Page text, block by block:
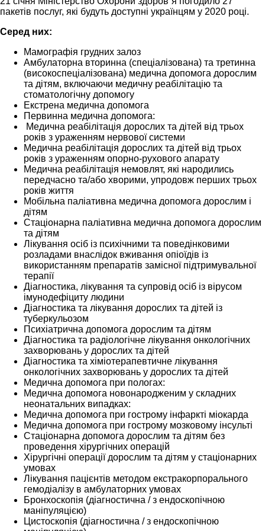
пакетів послуг, які будуть доступні українцям у 2020 році.
Серед них:
Мамографія грудних залоз
Амбулаторна вторинна (спеціалізована) та третинна
(високоспеціалізована) медична допомога дорослим
та дітям, включаючи медичну реабілітацію та
стоматологічну допомогу
Екстрена медична допомога
Первинна медична допомога:
Медична реабілітація дорослих та дітей від трьох
років з ураженням нервової системи
Медична реабілітація дорослих та дітей від трьох
років з ураженням опорно-рухового апарату
Медична реабілітація немовлят, які народились
передчасно та/або хворими, упродовж перших трьох
років життя
Мобільна паліативна медична допомога дорослим і
дітям
Стаціонарна паліативна медична допомога дорослим
та дітям
Лікування осіб із психічними та поведінковими
розладами внаслідок вживання опіоїдів із
використанням препаратів замісної підтримувальної
терапії
Діагностика, лікування та супровід осіб із вірусом
імунодефіциту людини
Діагностика та лікування дорослих та дітей із
туберкульозом
Психіатрична допомога дорослим та дітям
Діагностика та радіологічне лікування онкологічних
захворювань у дорослих та дітей
Діагностика та хіміотерапевтичне лікування
онкологічних захворювань у дорослих та дітей
Медична допомога при пологах:
Медична допомога новонародженим у складних
неонатальних випадках:
Медична допомога при гострому інфаркті міокарда
Медична допомога при гострому мозковому інсульті
Стаціонарна допомога дорослим та дітям без
проведення хірургічних операцій
Хірургічні операції дорослим та дітям у стаціонарних
умовах
Лікування пацієнтів методом екстракорпорального
гемодіалізу в амбулаторних умовах
Бронхоскопія (діагностична / з ендоскопічною
маніпуляцією)
Цистоскопія (діагностична / з ендоскопічною